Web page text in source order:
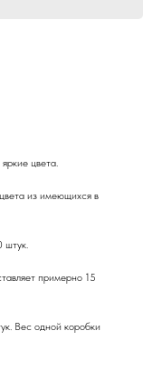
цвета.
из имеющихся в
штук.
примерно 15
Вес одной коробки